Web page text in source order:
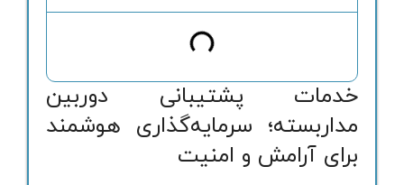
خدمات پشتیبانی دوربین
مداربسته؛ سرمایه‌گذاری هوشمند
برای آرامش و امنیت